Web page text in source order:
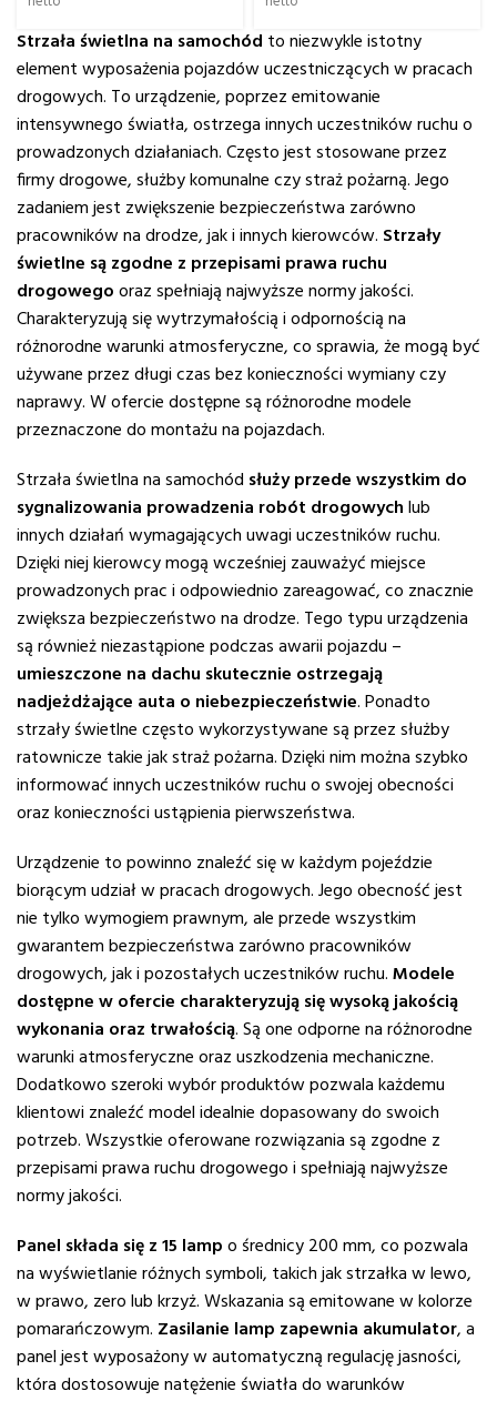
Strzała świetlna na samochód to niezwykle istotny
element wyposażenia pojazdów uczestniczących w pracach
drogowych. To urządzenie, poprzez emitowanie
intensywnego światła, ostrzega innych uczestników ruchu o
prowadzonych działaniach. Często jest stosowane przez
firmy drogowe, służby komunalne czy straż pożarną. Jego
zadaniem jest zwiększenie bezpieczeństwa zarówno
pracowników na drodze, jak i innych kierowców. Strzały
świetlne są zgodne z przepisami prawa ruchu
drogowegooraz spełniają najwyższe normy jakości.
Charakteryzują się wytrzymałością i odpornością na
różnorodne warunki atmosferyczne, co sprawia, że mogą być
używane przez długi czas bez konieczności wymiany czy
naprawy. W ofercie dostępne są różnorodne modele
przeznaczone do montażu na pojazdach.
Strzała świetlna na samochód służy przede wszystkim do
sygnalizowania prowadzenia robót drogowychlub
innych działań wymagających uwagi uczestników ruchu.
Dzięki niej kierowcy mogą wcześniej zauważyć miejsce
prowadzonych prac i odpowiednio zareagować, co znacznie
zwiększa bezpieczeństwo na drodze. Tego typu urządzenia
są również niezastąpione podczas awarii pojazdu –
umieszczone na dachu skutecznie ostrzegają
nadjeżdżające auta o niebezpieczeństwie. Ponadto
strzały świetlne często wykorzystywane są przez służby
ratownicze takie jak straż pożarna. Dzięki nim można szybko
informować innych uczestników ruchu o swojej obecności
oraz konieczności ustąpienia pierwszeństwa.
Urządzenie to powinno znaleźć się w każdym pojeździe
biorącym udział w pracach drogowych. Jego obecność jest
nie tylko wymogiem prawnym, ale przede wszystkim
gwarantem bezpieczeństwa zarówno pracowników
drogowych, jak i pozostałych uczestników ruchu.Modele
dostępne w ofercie charakteryzują się wysoką jakością
wykonania oraz trwałością. Są one odporne na różnorodne
warunki atmosferyczne oraz uszkodzenia mechaniczne.
Dodatkowo szeroki wybór produktów pozwala każdemu
klientowi znaleźć model idealnie dopasowany do swoich
potrzeb. Wszystkie oferowane rozwiązania są zgodne z
przepisami prawa ruchu drogowego i spełniają najwyższe
normy jakości.
Panel składa się z 15 lampo średnicy 200 mm, co pozwala
na wyświetlanie różnych symboli, takich jak strzałka w lewo,
w prawo, zero lub krzyż. Wskazania są emitowane w kolorze
pomarańczowym. Zasilanie lamp zapewnia akumulator, a
panel jest wyposażony w automatyczną regulację jasności,
która dostosowuje natężenie światła do warunków